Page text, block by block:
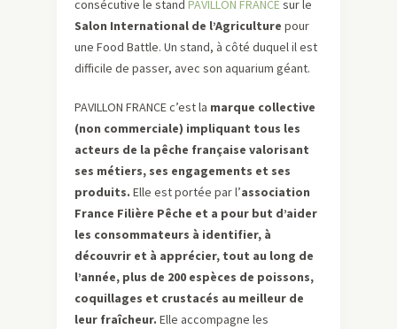
consécutive le stand PAVILLON FRANCEsur le
Salon International de l’Agriculture pour
une Food Battle. Un stand, à côté duquel il est
difficile de passer, avec son aquarium géant.
PAVILLON FRANCE c’est la marque collective
(non commerciale) impliquant tous les
acteurs de la pêche française valorisant
ses métiers, ses engagements et ses
produits. Elle est portée par l’association
France Filière Pêche et a pour but d’aider
les consommateurs à identifier, à
découvrir et à apprécier, tout au long de
l’année, plus de 200 espèces de poissons,
coquillages et crustacés au meilleur de
leur fraîcheur. Elle accompagne les